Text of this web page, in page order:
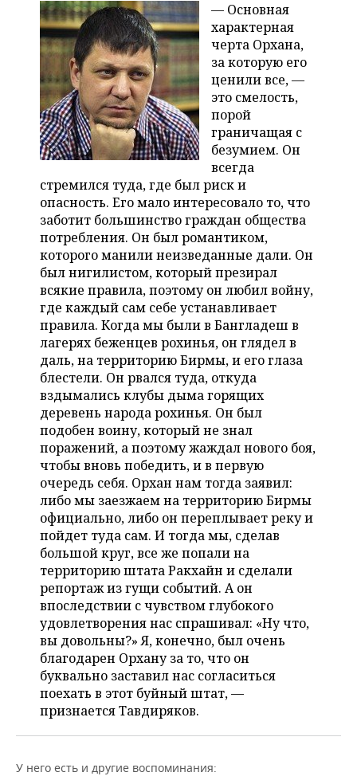
— Основная
характерная
черта Орхана,
за которую его
ценили все, —
это смелость,
порой
граничащая с
безумием. Он
всегда
стремился туда, где был риск и
опасность. Его мало интересовало то, что
заботит большинство граждан общества
потребления. Он был романтиком,
которого манили неизведанные дали. Он
был нигилистом, который презирал
всякие правила, поэтому он любил войну,
где каждый сам себе устанавливает
правила. Когда мы были в Бангладеш в
лагерях беженцев рохинья, он глядел в
даль, на территорию Бирмы, и его глаза
блестели. Он рвался туда, откуда
вздымались клубы дыма горящих
деревень народа рохинья. Он был
подобен воину, который не знал
поражений, а поэтому жаждал нового боя,
чтобы вновь победить, и в первую
очередь себя. Орхан нам тогда заявил:
либо мы заезжаем на территорию Бирмы
официально, либо он переплывает реку и
пойдет туда сам. И тогда мы, сделав
большой круг, все же попали на
территорию штата Ракхайн и сделали
репортаж из гущи событий. А он
впоследствии с чувством глубокого
удовлетворения нас спрашивал: «Ну что,
вы довольны?» Я, конечно, был очень
благодарен Орхану за то, что он
буквально заставил нас согласиться
поехать в этот буйный штат, —
признается Тавдиряков.
У него есть и другие воспоминания: